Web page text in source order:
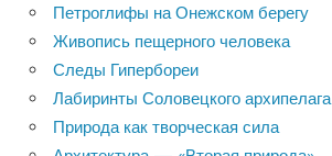
Петроглифы на Онежском берегу
Живопись пещерного человека
Следы Гипербореи
Лабиринты Соловецкого архипелага
Природа как творческая сила